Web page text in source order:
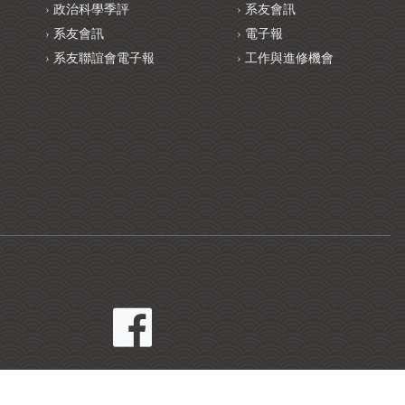
政治科學季評
系友會訊
系友聯誼會電子報
系友會訊
電子報
工作與進修機會